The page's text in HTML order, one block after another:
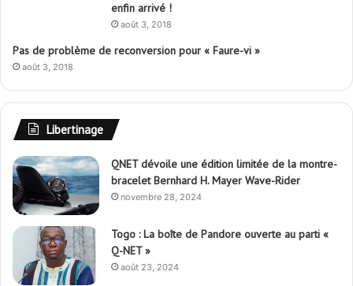
enfin arrivé !
août 3, 2018
Pas de problème de reconversion pour « Faure-vi »
août 3, 2018
Libertinage
QNET dévoile une édition limitée de la montre-
bracelet Bernhard H. Mayer Wave-Rider
novembre 28, 2024
Togo : La boîte de Pandore ouverte au parti «
Q-NET »
août 23, 2024